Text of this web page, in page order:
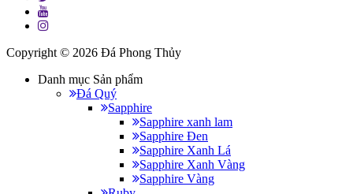
Copyright © 2026 Đá Phong Thủy
Danh mục Sản phẩm
Đá Quý
Sapphire
Sapphire xanh lam
Sapphire Đen
Sapphire Xanh Lá
Sapphire Xanh Vàng
Sapphire Vàng